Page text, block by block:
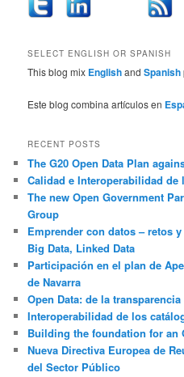
SELECT ENGLISH OR SPANISH
This blog mix EnglishandSpanish
Este blog combina artículos en
RECENT POSTS
The G20 Open Data Plan
Calidad e Interoperabilidad de
The new Open Government
Group
Emprender con datos – retos
Big Data, Linked Data
Participación en el plan de
de Navarra
Open Data: de la
Interoperabilidad de los
Building the foundation for an
Nueva Directiva Europea de
del Sector Público